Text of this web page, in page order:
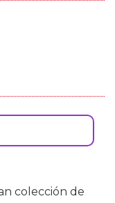
colección de